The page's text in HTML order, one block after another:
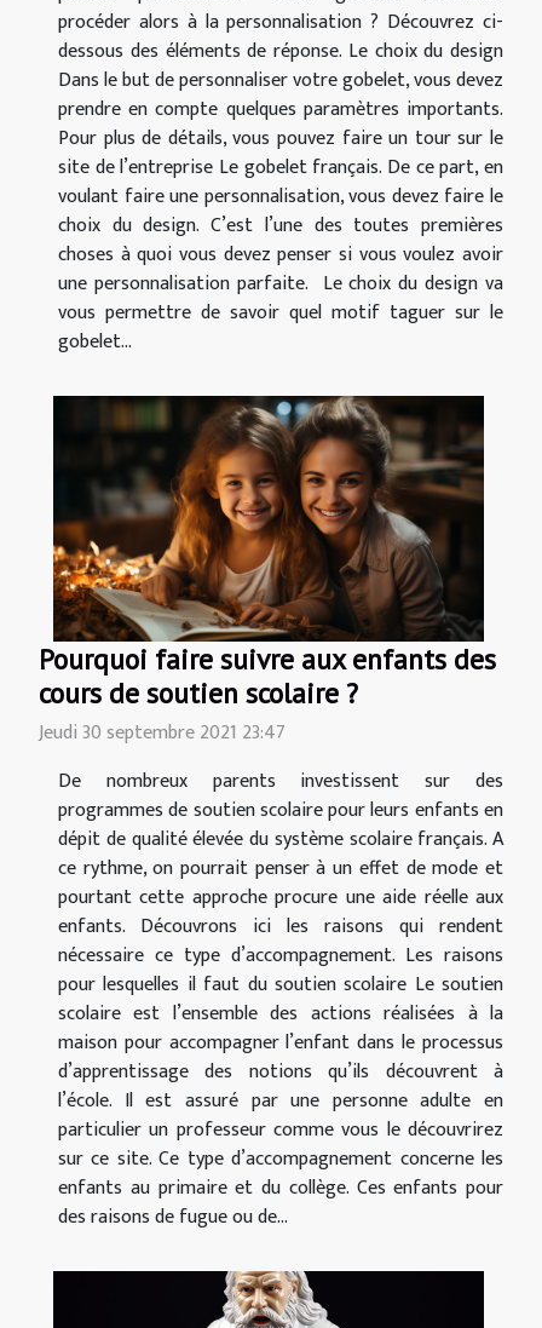
procéder alors à la personnalisation ? Découvrez ci-
dessous des éléments de réponse. Le choix du design
Dans le but de personnaliser votre gobelet, vous devez
prendre en compte quelques paramètres importants.
Pour plus de détails, vous pouvez faire un tour sur le
site de l’entreprise Le gobelet français. De ce part, en
voulant faire une personnalisation, vous devez faire le
choix du design. C’est l’une des toutes premières
choses à quoi vous devez penser si vous voulez avoir
une personnalisation parfaite. Le choix du design va
vous permettre de savoir quel motif taguer sur le
gobelet...
Pourquoi faire suivre aux enfants des
cours de soutien scolaire ?
Jeudi 30 septembre 2021 23:47
De nombreux parents investissent sur des
programmes de soutien scolaire pour leurs enfants en
dépit de qualité élevée du système scolaire français. A
ce rythme, on pourrait penser à un effet de mode et
pourtant cette approche procure une aide réelle aux
enfants. Découvrons ici les raisons qui rendent
nécessaire ce type d’accompagnement. Les raisons
pour lesquelles il faut du soutien scolaire Le soutien
scolaire est l’ensemble des actions réalisées à la
maison pour accompagner l’enfant dans le processus
d’apprentissage des notions qu’ils découvrent à
l’école. Il est assuré par une personne adulte en
particulier un professeur comme vous le découvrirez
sur ce site. Ce type d’accompagnement concerne les
enfants au primaire et du collège. Ces enfants pour
des raisons de fugue ou de...